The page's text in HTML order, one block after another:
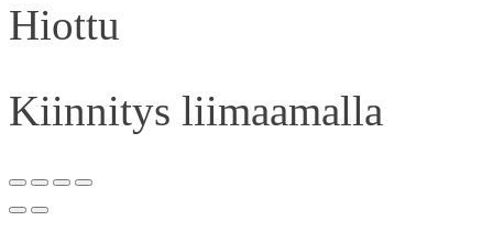
Hiottu
Kiinnitys liimaamalla